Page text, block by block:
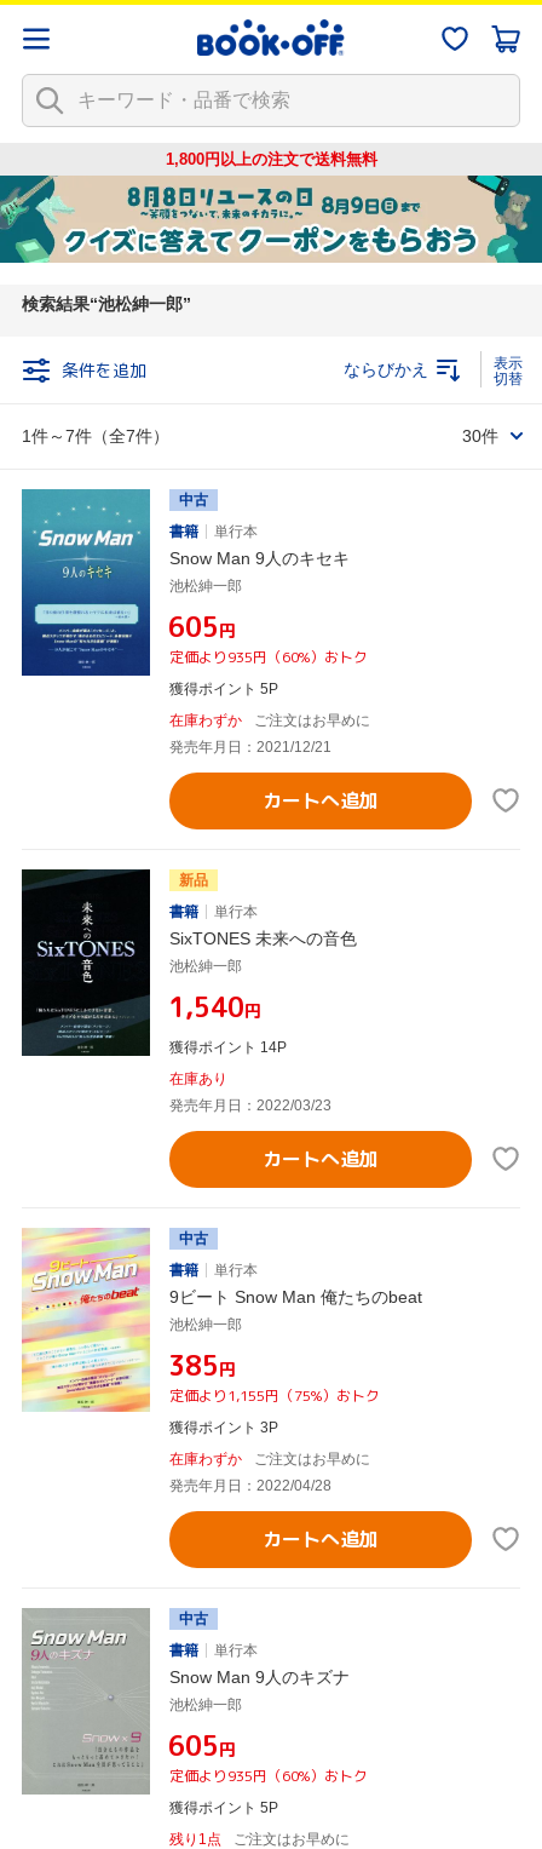
1,800円以上の注文で送料無料
検索結果 池松紳一郎
条件を追加
1件～7件（全7件）
ならびかえ
30件
中古
書籍
単行本
Snow Man 9人のキセキ
池松紳一郎
¥605円
定価より935円（60%）おトク
獲得ポイント 5P
在庫わずか
ご注文はお早めに
発売年月日：2021/12/21
カートへ追加
新品
書籍
単行本
SixTONES 未来への音色
池松紳一郎
¥1,540円
獲得ポイント 14P
在庫あり
発売年月日：2022/03/23
カートへ追加
中古
書籍
単行本
9ビート Snow Man 俺たちのbeat
池松紳一郎
¥385円
定価より1,155円（75%）おトク
獲得ポイント 3P
在庫わずか
ご注文はお早めに
発売年月日：2022/04/28
カートへ追加
中古
書籍
単行本
Snow Man 9人のキズナ
池松紳一郎
¥605円
定価より935円（60%）おトク
獲得ポイント 5P
残り1点
ご注文はお早めに